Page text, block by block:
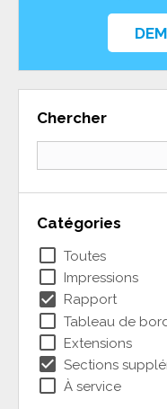
Chercher
Catégories
check_box_outline_blank Toutes
check_box_outline_blank Impressions
check_box Rapport
check_box_outline_blank Tableau de
check_box_outline_blank Extensions
check_box Sections
check_box_outline_blank À service